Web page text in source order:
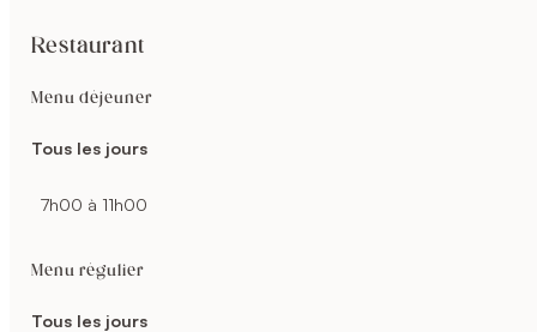
Restaurant
Menu déjeuner
Tous les jours
7h00 à 11h00
Menu régulier
Tous les jours